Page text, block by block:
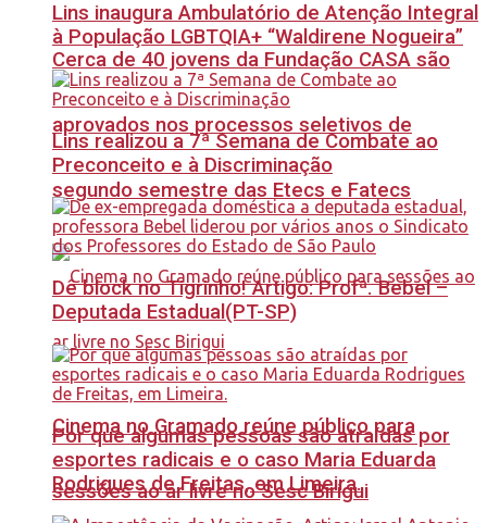
Cerca de 40 jovens da Fundação CASA são
aprovados nos processos seletivos de
segundo semestre das Etecs e Fatecs
Cinema no Gramado reúne público para
sessões ao ar livre no Sesc Birigui
Lins inaugura Ambulatório de Atenção Integral
à População LGBTQIA+ “Waldirene Nogueira”
Lins realizou a 7ª Semana de Combate ao
Preconceito e à Discriminação
Dê block no Tigrinho! Artigo: Profª. Bebel –
Deputada Estadual(PT-SP)
Por que algumas pessoas são atraídas por
esportes radicais e o caso Maria Eduarda
Rodrigues de Freitas, em Limeira.